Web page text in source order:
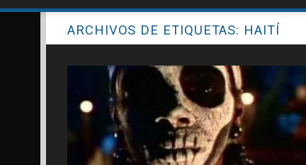
ARCHIVOS DE ETIQUETAS: HAITÍ